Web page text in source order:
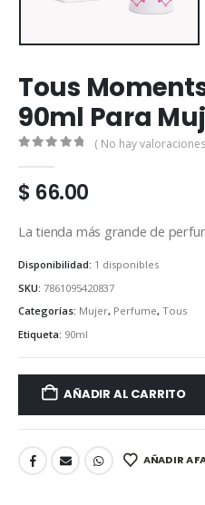
Tous
90ml Para
( No hay
$ 66.00
La tienda más grande de
Disponibilidad: 1 disponibles
SKU: 7861095420837
Categorías: Mujer, Perfume, Tous
Etiqueta: 90ml
AÑADIR AL CARRITO
AÑADIR A